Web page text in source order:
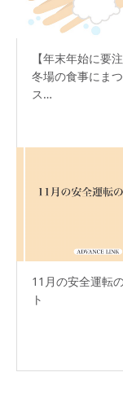
【年末年始に要
冬場の食事にま
ス…
11月の安全運転
ト